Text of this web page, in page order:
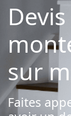
sur
Faites